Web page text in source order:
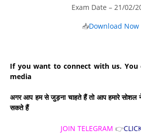
Exam Date – 21/02/
📥Download Now
If you want to connect with us. You
media
अगर आप हम से जुड़ना चाहते हैं तो आप हमारे सोशल
सकते हैं
JOIN TELEGRAM 👉